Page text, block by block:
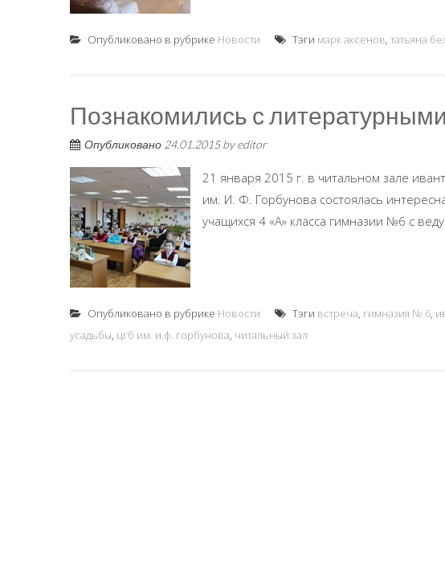
Опубликовано в рубрике Новости Тэги марк аксенов, татьяна
Познакомились с
Опубликовано 24.01.2015byeditor
21 января 2015 г. в читальном зале
им. И. Ф. Горбунова состоялась
учащихся 4 «А» класса гимназии №6 с
Опубликовано в рубрике Новости Тэги встреча, гимназия № 6,
усадьбы, цгб им. и.ф. горбунова, читальный зал